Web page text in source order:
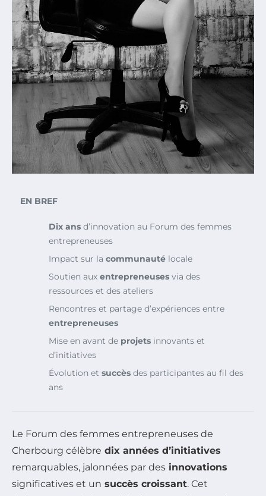
EN BREF
Dix ans d’innovation au Forum des femmes
entrepreneuses
Impact sur la communauté locale
Soutien aux entrepreneuses via des
ressources et des ateliers
Rencontres et partage d’expériences entre
entrepreneuses
Mise en avant de projets innovants et
d’initiatives
Évolution et succès des participantes au fil des
ans
Le Forum des femmes entrepreneuses de
Cherbourg célèbre dix années d’initiatives
remarquables, jalonnées par des innovations
significatives et un succès croissant. Cet